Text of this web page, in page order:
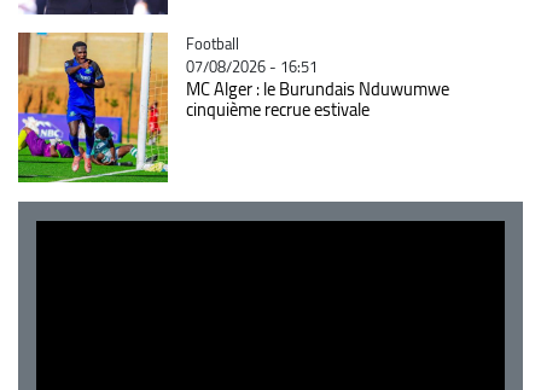
Catégorie
Football
07/08/2026 - 16:51
MC Alger : le Burundais Nduwumwe
cinquième recrue estivale